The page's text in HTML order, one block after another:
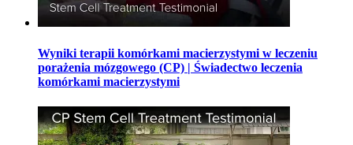
Wyniki terapii komórkami macierzystymi w leczeniu
porażenia mózgowego (CP) | Świadectwo leczenia
komórkami macierzystymi